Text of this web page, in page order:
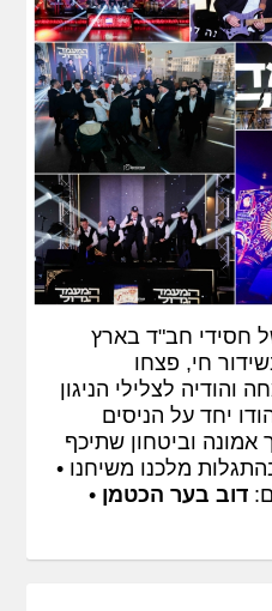
חסידי חב"ד בארץ
חי, פצחו
לצלילי הניגון
יחד על הניסים
אמונה וביטחון שתיכף
מלכנו משיחנו •
דוב בער הכטמן •